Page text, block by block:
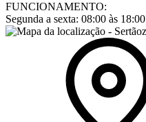
FUNCIONAMENTO:
Segunda a sexta: 08:00 às 18:00